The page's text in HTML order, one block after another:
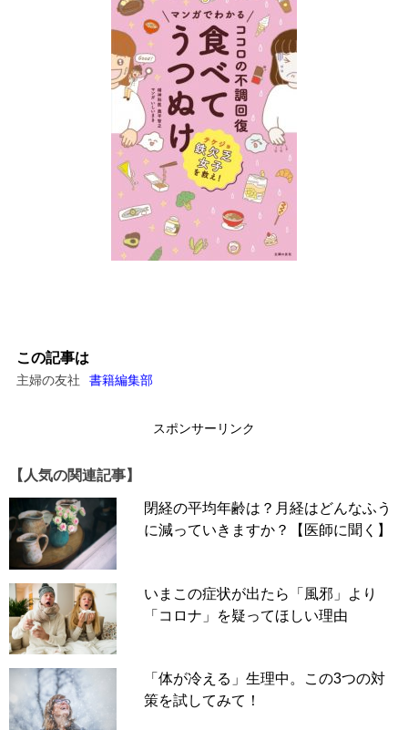
この記事は
主婦の友社 書籍編集部
スポンサーリンク
【人気の関連記事】
閉経の平均年齢は？月経はどんなふう
に減っていきますか？【医師に聞く】
いまこの症状が出たら「風邪」より
「コロナ」を疑ってほしい理由
「体が冷える」生理中。この3つの対
策を試してみて！